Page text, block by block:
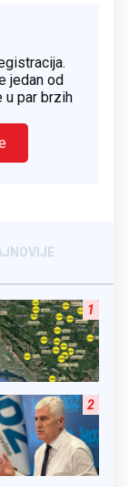
jedan od
u par brzih
1
2